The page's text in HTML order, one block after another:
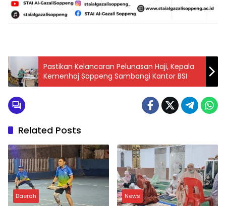
Pastikan Kelancaran Pelunasan Haji, Kepala
Kemenhaj Soppeng Sambangi Kantor BSI
Related Posts
Daerah News